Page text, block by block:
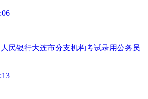
人民银行大连市分支机构考试录用公务员